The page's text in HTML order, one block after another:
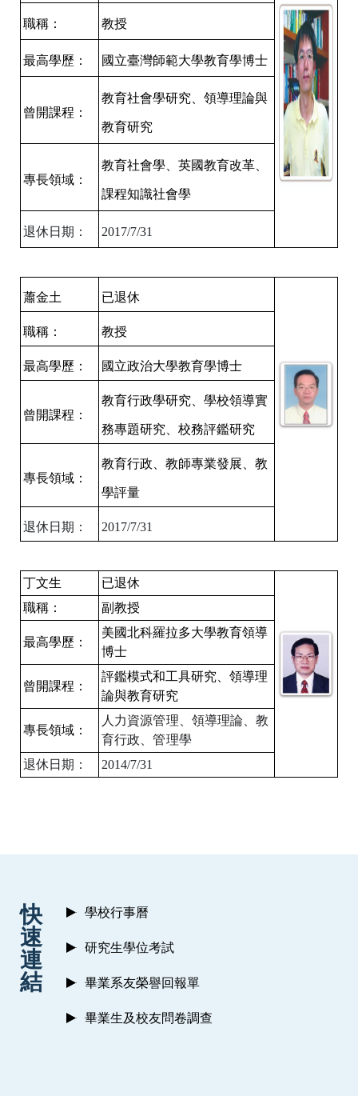
職稱： 教授
最高學歷： 國立臺灣師範大學教育學博士
曾開課程：
教育社會學研究、領導理論與
教育研究
專長領域：
教育社會學、英國教育改革、
課程知識社會學
退休日期： 2017/7/31
蕭金土 已退休
職稱： 教授
最高學歷： 國立政治大學教育學博士
曾開課程：
教育行政學研究、學校領導實
務專題研究、校務評鑑研究
專長領域：
教育行政、教師專業發展、教
學評量
退休日期： 2017/7/31
丁文生
已退休
職稱：
副教授
最高學歷：
美國北科羅拉多大學教育領導
博士
曾開課程：
評鑑模式和工具研究、領導理
論與教育研究
專長領域：
人力資源管理、領導理論、教
育行政、管理學
退休日期：
2014/7/31
快
速
連
結
學校行事曆
研究生學位考試
畢業系友榮譽回報單
畢業生及校友問卷調查